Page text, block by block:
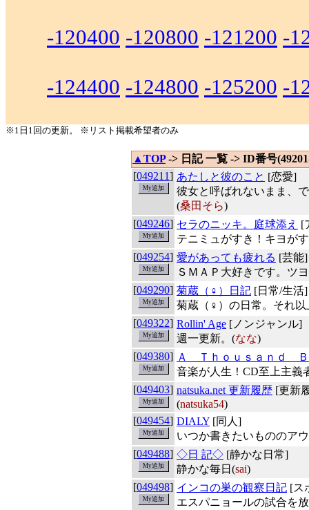
-120400 -120800 -121200 -
-124400 -124800 -125200 -
※1日1回の更新。 ※リスト掲載希望者のみ
▲TOP-> 日記 一覧 -> ID番号
[049211] あたしと彼のこと [恋愛]
彼女と呼ばれないまま、
(桑田そら)
[049246] セラのニッキ。庭球添え [
テニミュがすき！キヨが
[049254] 愛があっても疲れる [芸能]
ＳＭＡＰ大好きです。ツ
[049290] 菊蔵（♀）日記 [日常/生活]
菊蔵（♀）の日常。それ
[049322] Rollin' Age [ノンジャンル]
週一更新。(なな)
[049380] Ａ Ｔｈｏｕｓａｎｄ Ｂ
音楽が人生！CD至上主義
[049403] natsuka.net 更新履歴 [更新
(natsuka54)
[049454] DIALY [同人]
いつか書きたいもののア
[049488] ◇日 記◇ [静かな日常]
静かな毎日(sai)
[049498] インコの巣の観察日記 [ス
エスパニョールの試合を